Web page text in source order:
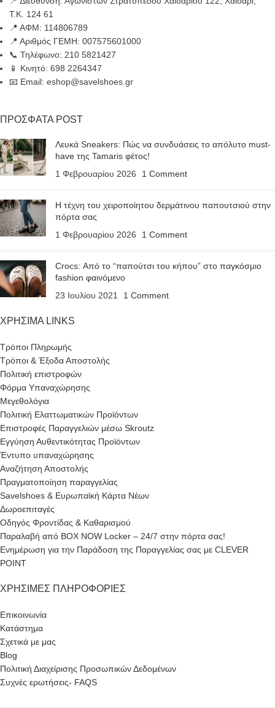
Τ.Κ. 124 61
📍 ΑΦΜ: 114806789
📍 Αριθμός ΓΕΜΗ: 007575601000
📞 Τηλέφωνο: 210 5821427
📱 Κινητό: 698 2264347
📧 Email: eshop@savelshoes.gr
ΠΡΟΣΦΑΤΑ POST
Λευκά Sneakers: Πώς να συνδυάσεις το απόλυτο must-
have της Tamaris φέτος!
1 Φεβρουαρίου 2026
1 Comment
Η τέχνη του χειροποίητου δερμάτινου παπουτσιού στην
πόρτα σας
1 Φεβρουαρίου 2026
1 Comment
Crocs: Από το “παπούτσι του κήπου” στο παγκόσμιο
fashion φαινόμενο
23 Ιουλίου 2021
1 Comment
ΧΡΗΣΙΜΑ LINKS
Τρόποι Πληρωμής
Τρόποι & Έξοδα Αποστολής
Πολιτική επιστροφών
Φόρμα Υπαναχώρησης
Μεγεθολόγια
Πολιτική Ελαττωματικών Προϊόντων
Επιστροφές Παραγγελιών μέσω Skroutz
Εγγύηση Αυθεντικότητας Προϊόντων
Έντυπο υπαναχώρησης
Αναζήτηση Αποστολής
Πραγματοποίηση παραγγελίας
Savelshoes & Ευρωπαϊκή Κάρτα Νέων
Δωροεπιταγές
Οδηγός Φροντίδας & Καθαρισμού
Παραλαβή από BOX NOW Locker – 24/7 στην πόρτα σας!
Ενημέρωση για την Παράδοση της Παραγγελίας σας με CLEVER
POINT
ΧΡΉΣΙΜΕΣ ΠΛΗΡΟΦΟΡΊΕΣ
Επικοινωνία
Κατάστημα
Σχετικά με μας
Blog
Πολιτική Διαχείρισης Προσωπικών Δεδομένων
Συχνές ερωτήσεις- FAQS